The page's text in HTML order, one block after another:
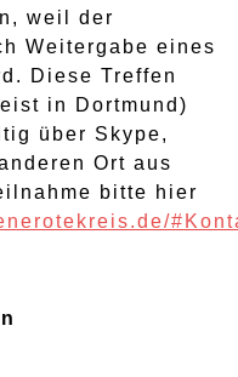
weil der
Weitergabe eines
Diese Treffen
in Dortmund)
über Skype,
Ort aus
bitte hier